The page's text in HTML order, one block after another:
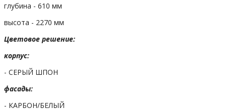
глубина - 610 мм
высота - 2270 мм
Цветовое решение:
корпус:
- СЕРЫЙ ШПОН
фасады:
- КАРБОН/БЕЛЫЙ